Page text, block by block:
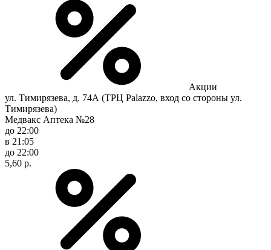
Акции
ул. Тимирязева, д. 74А (ТРЦ Palazzo, вход со стороны ул.
Тимирязева)
Медвакс Аптека №28
до 22:00
в 21:05
до 22:00
5,60 р.